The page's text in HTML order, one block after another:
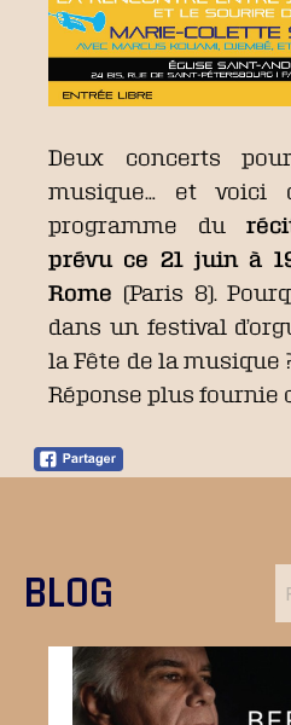
Deux concerts
musique… et voici
programme du
prévu ce 21 juin à
Rome (Paris 8).
dans un festival
la Fête de la musique
Réponse plus fournie
BLOG